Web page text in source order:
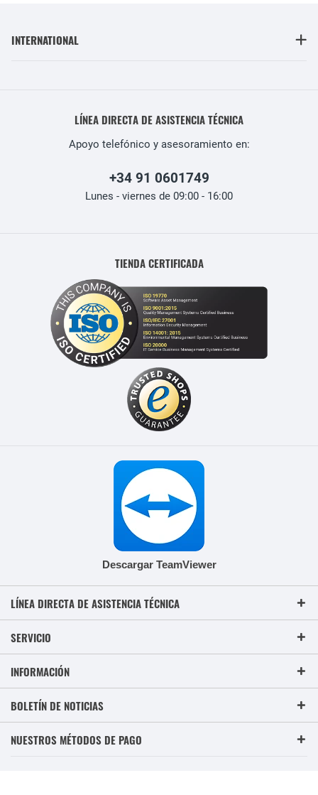
INTERNATIONAL
LÍNEA DIRECTA DE ASISTENCIA TÉCNICA
Apoyo telefónico y asesoramiento en:
+34 91 0601749
Lunes - viernes de 09:00 - 16:00
TIENDA CERTIFICADA
Descargar TeamViewer
LÍNEA DIRECTA DE ASISTENCIA TÉCNICA
SERVICIO
INFORMACIÓN
BOLETÍN DE NOTICIAS
NUESTROS MÉTODOS DE PAGO